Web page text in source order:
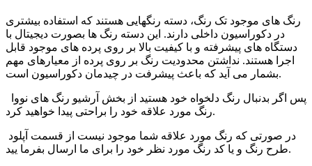
رنگ های موجود تک رنگ، دسته رنگهایی هستند که استفاده بیشتری
در دکوراسیون داخلی دارند. این دسته رنگ ها بصورت دیجیتال با
دستگاه های پیشرفته و با کیفیت بالا بر روی پرده های موجود قابل
اجرا هستند. نداشتن محدودیت رنگ بر روی پرده از معیارهای مهم
بشمار می آید که باعث پیشرفت در چیدمان دکوراسیون است.
رنگ مورد علاقه خود را براحتی پیدا خواهید کرد.
طرح رنگ و یا کد رنگ مورد نظر خود را برای ما ارسال بفرما یید.